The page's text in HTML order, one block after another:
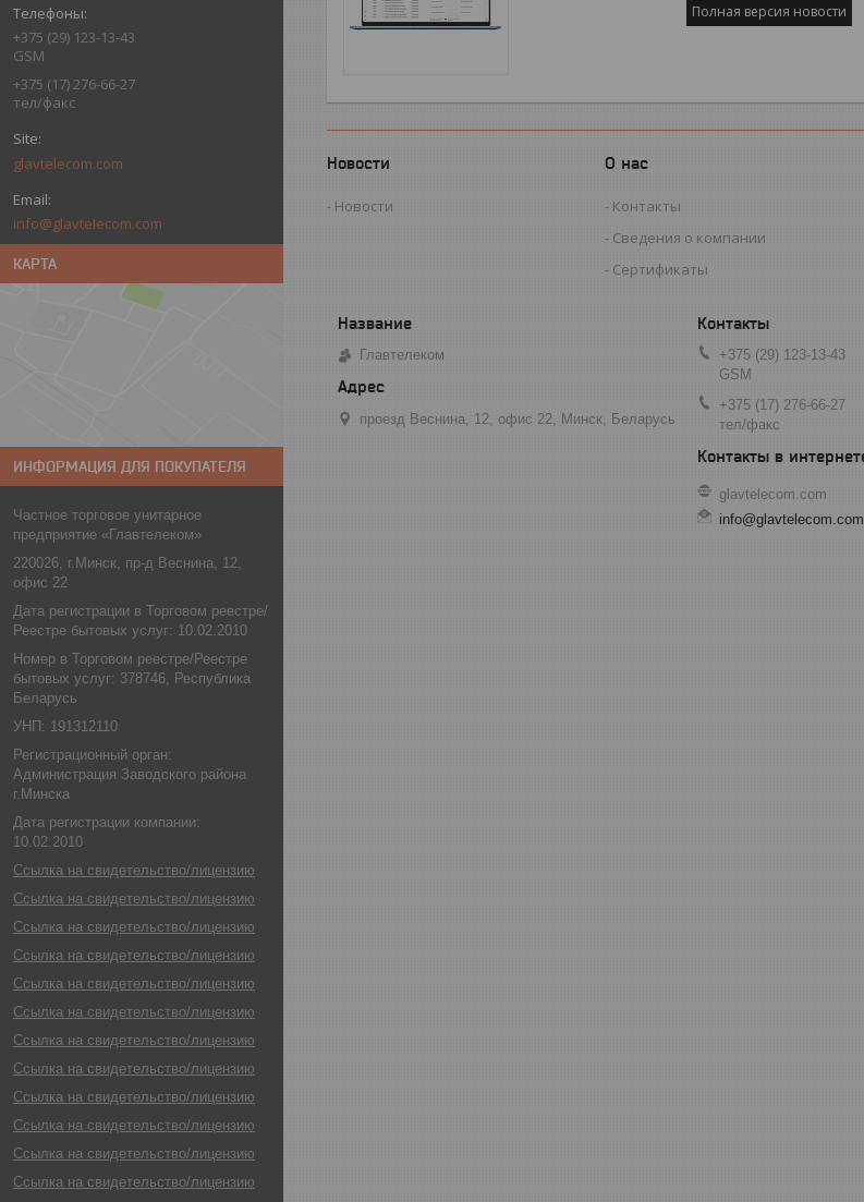
+375 (29) 123-13-43
GSM
+375 (17) 276-66-27
тел/факс
glavtelecom.com
info@glavtelecom.com
КАРТА
ИНФОРМАЦИЯ ДЛЯ ПОКУПАТЕЛЯ
Частное торговое унитарное
предприятие «Главтелеком»
220026, г.Минск, пр-д Веснина, 12,
офис 22
Дата регистрации в Торговом реестре/
Реестре бытовых услуг: 10.02.2010
Номер в Торговом реестре/Реестре
бытовых услуг: 378746, Республика
Беларусь
УНП: 191312110
Регистрационный орган:
Администрация Заводского района
г.Минска
Дата регистрации компании:
10.02.2010
Ссылка на свидетельство/лицензию
Ссылка на свидетельство/лицензию
Ссылка на свидетельство/лицензию
Ссылка на свидетельство/лицензию
Ссылка на свидетельство/лицензию
Ссылка на свидетельство/лицензию
Ссылка на свидетельство/лицензию
Ссылка на свидетельство/лицензию
Ссылка на свидетельство/лицензию
Ссылка на свидетельство/лицензию
Ссылка на свидетельство/лицензию
Ссылка на свидетельство/лицензию
Полная версия новости
Новости
Новости
О нас
Контакты
Сведения о компании
Сертификаты
Главтелеком
проезд Веснина, 12, офис 22, Минск, Беларусь
+375 (29) 123-13-43
GSM
+375 (17) 276-66-27
тел/факс
glavtelecom.com
info@glavtelecom.com